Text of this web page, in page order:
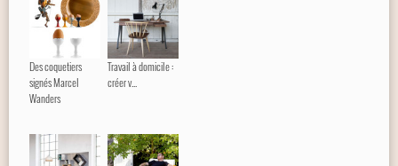
Des coquetiers
signés Marcel
Wanders
Travail à domicile :
créer v...